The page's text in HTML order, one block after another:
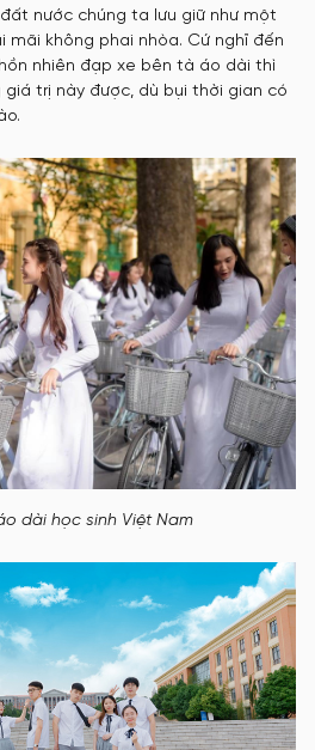
nước chúng ta lưu giữ như một
không phai nhòa. Cứ nghĩ đến
nhiên đạp xe bên tà áo dài thì
trị này được, dù bụi thời gian có
dài học sinh Việt Nam